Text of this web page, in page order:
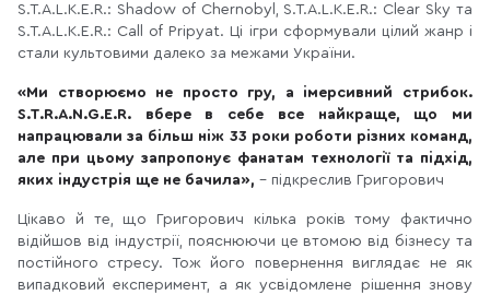
S.T.A.L.K.E.R.: Shadow of Chernobyl, S.T.A.L.K.E.R.: Clear Sky та
S.T.A.L.K.E.R.: Call of Pripyat. Ці ігри сформували цілий жанр і
стали культовими далеко за межами України.
«Ми створюємо не просто гру, а імерсивний стрибок.
S.T.R.A.N.G.E.R. вбере в себе все найкраще, що ми
напрацювали за більш ніж 33 роки роботи різних команд,
але при цьому запропонує фанатам технології та підхід,
яких індустрія ще не бачила», – підкреслив Григорович
Цікаво й те, що Григорович кілька років тому фактично
відійшов від індустрії, пояснюючи це втомою від бізнесу та
постійного стресу. Тож його повернення виглядає не як
випадковий експеримент, а як усвідомлене рішення знову